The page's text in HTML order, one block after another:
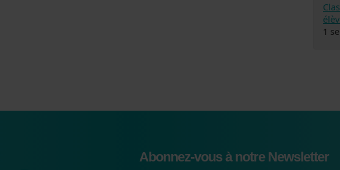
1
Abonnez-vous à notre Newsletter